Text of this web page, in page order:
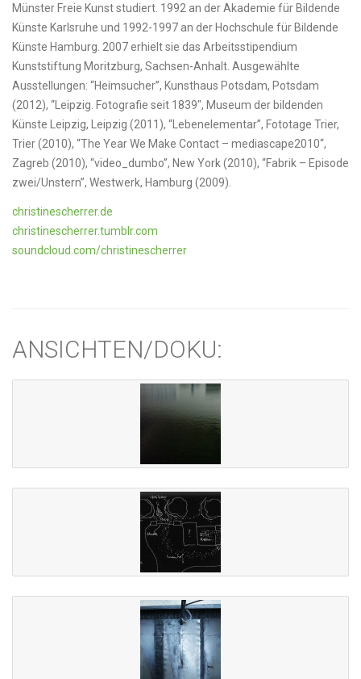
Münster Freie Kunst studiert. 1992 an der Akademie für Bildende
Künste Karlsruhe und 1992-1997 an der Hochschule für Bildende
Künste Hamburg. 2007 erhielt sie das Arbeitsstipendium
Kunststiftung Moritzburg, Sachsen-Anhalt. Ausgewählte
Ausstellungen: “Heimsucher”, Kunsthaus Potsdam, Potsdam
(2012), “Leipzig. Fotografie seit 1839″, Museum der bildenden
Künste Leipzig, Leipzig (2011), “Lebenelementar”, Fototage Trier,
Trier (2010), “The Year We Make Contact – mediascape2010“,
Zagreb (2010), “video_dumbo”, New York (2010), “Fabrik – Episode
zwei/Unstern”, Westwerk, Hamburg (2009).
christinescherrer.de
christinescherrer.tumblr.com
soundcloud.com/christinescherrer
ANSICHTEN/DOKU: